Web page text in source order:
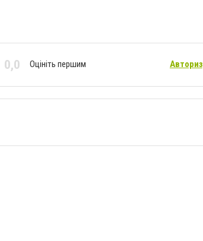
0,0 Оцініть першим